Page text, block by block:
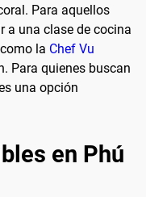
Para aquellos
a una clase de cocina
la Chef Vu
Para quienes buscan
una opción
en Phú